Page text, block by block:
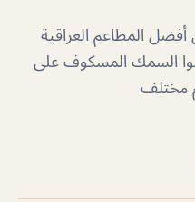
المطاعم العراقية
السمك المسكوف على
مختلف